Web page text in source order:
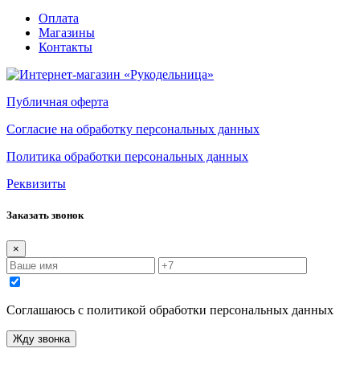
Оплата
Магазины
Контакты
Публичная оферта
Согласие на обработку персональных данных
Политика обработки персональных данных
Реквизиты
Заказать звонок
×
Соглашаюсь с политикой обработки персональных данных
Жду звонка